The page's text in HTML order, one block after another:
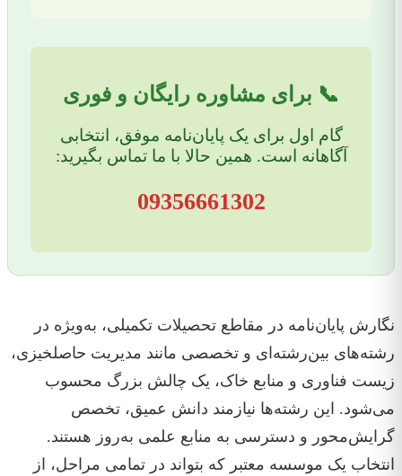
📞 برای مشاوره رایگان و فوری
گام اول برای یک پایان‌نامه موفق، انتخابی
آگاهانه است. همین حالا با ما تماس بگیرید:
09356661302
نگارش پایان‌نامه در مقاطع تحصیلات تکمیلی، به‌ویژه در
رشته‌های بین‌رشته‌ای و تخصصی مانند مدیریت حاصلخیزی،
زیست فناوری و منابع خاک، یک چالش بزرگ محسوب
می‌شود. این رشته‌ها نیازمند دانش عمیق، تخصص
گرایش‌محور و دسترسی به منابع علمی به‌روز هستند.
انتخاب یک موسسه معتبر که بتواند در تمامی مراحل، از